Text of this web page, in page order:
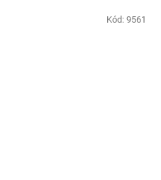
Kód: 9561